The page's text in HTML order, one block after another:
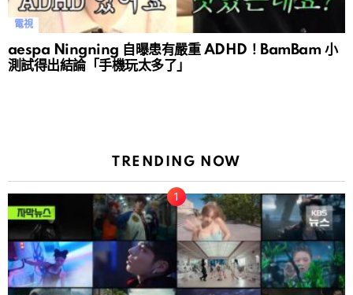
電視
aespa Ningning 自曝患有嚴重 ADHD！BamBam 小
測試得出結論「手機玩太多了」
TRENDING NOW